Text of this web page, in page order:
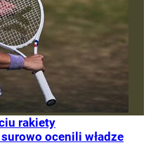
rakiety
ocenili władze